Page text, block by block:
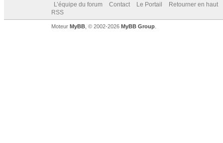
L’équipe du forum Contact Le Portail
Retourner en haut
RSS
Moteur MyBB , © 2002-2026 MyBB Group